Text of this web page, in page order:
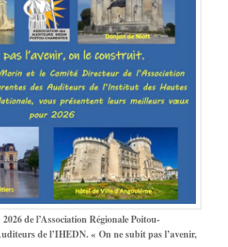
de l’Association Régionale Poitou-
de l’IHEDN. « On ne subit pas l’avenir,